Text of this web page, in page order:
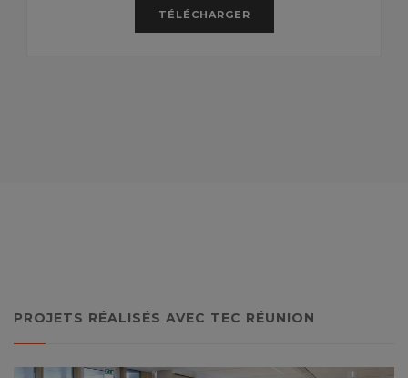
TÉLÉCHARGER
PROJETS RÉALISÉS AVEC TEC RÉUNION